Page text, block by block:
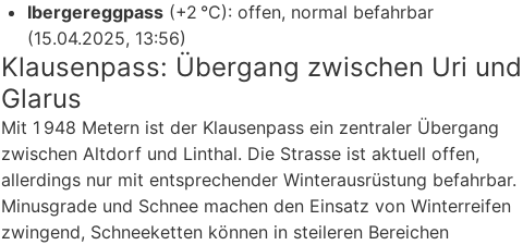
Ibergereggpass (+2 °C): offen, normal befahrbar
(15.04.2025, 13:56)
Klausenpass: Übergang zwischen Uri und
Glarus
Mit 1 948 Metern ist der Klausenpass ein zentraler Übergang
zwischen Altdorf und Linthal. Die Strasse ist aktuell offen,
allerdings nur mit entsprechender Winterausrüstung befahrbar.
Minusgrade und Schnee machen den Einsatz von Winterreifen
zwingend, Schneeketten können in steileren Bereichen